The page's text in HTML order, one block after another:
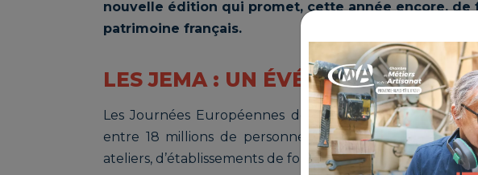
nouvelle édition qui promet, cette année encore, de
patrimoine français.
LES JEMA : UN ÉVÉNEMENT
Les Journées Européennes des Métiers d’Art (JEMA)
entre 18 millions de personnes et les professionnels
ateliers, d’établissements de formations ou encore de